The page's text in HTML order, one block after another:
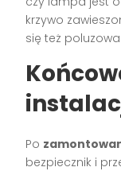
krzywo
się też
Po
bezpiecznik i